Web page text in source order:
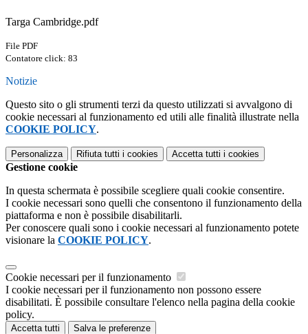
Targa Cambridge.pdf
File PDF
Contatore click: 83
Notizie
Questo sito o gli strumenti terzi da questo utilizzati si avvalgono di
cookie necessari al funzionamento ed utili alle finalità illustrate nella
COOKIE POLICY.
Personalizza Rifiuta tutti i cookies Accetta tutti i cookies
Gestione cookie
In questa schermata è possibile scegliere quali cookie consentire.
I cookie necessari sono quelli che consentono il funzionamento della
piattaforma e non è possibile disabilitarli.
Per conoscere quali sono i cookie necessari al funzionamento potete
visionare la COOKIE POLICY.
Cookie necessari per il funzionamento
I cookie necessari per il funzionamento non possono essere
disabilitati. È possibile consultare l'elenco nella pagina della cookie
policy.
Accetta tutti Salva le preferenze